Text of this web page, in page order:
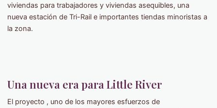
viviendas para trabajadores y viviendas asequibles, una
nueva estación de Tri-Rail e importantes tiendas minoristas a
la zona.
Una nueva era para Little River
El proyecto , uno de los mayores esfuerzos de